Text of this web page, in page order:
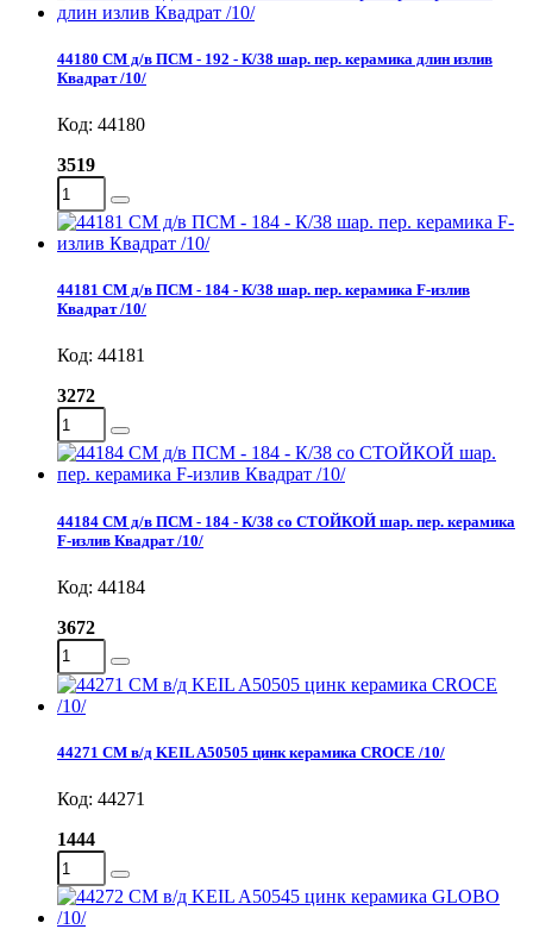
44180 СМ д/в ПСМ - 192 - К/38 шар. пер. керамика длин излив
Квадрат /10/
Код: 44180
3519
44181 СМ д/в ПСМ - 184 - К/38 шар. пер. керамика F-излив
Квадрат /10/
Код: 44181
3272
44184 СМ д/в ПСМ - 184 - К/38 со СТОЙКОЙ шар. пер. керамика
F-излив Квадрат /10/
Код: 44184
3672
44271 СМ в/д KEIL A50505 цинк керамика CROCE /10/
Код: 44271
1444